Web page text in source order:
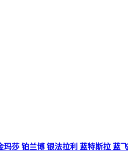
玛莎 铂兰博 银法拉利 蓝特斯拉 蓝飞